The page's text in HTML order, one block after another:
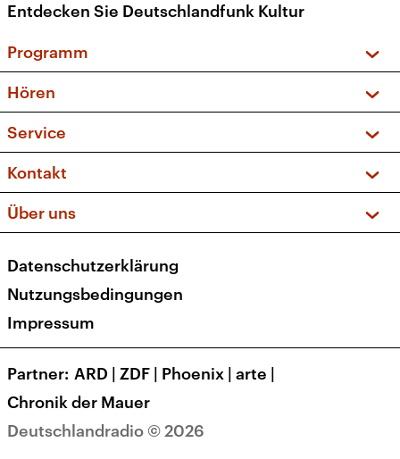
Entdecken Sie Deutschlandfunk Kultur
Programm
Sendungen und Podcasts
Musikliste
Kakadu – Das Kinderprogramm
Hören
Frequenzen (UKW + DAB+)
Service
FAQ
Apps
Newsletter
Veranstaltungen
Kontakt
Social Media
Über uns
Presse
Karriere
Transparenz
Deutschlandradio © 2026
Datenschutzerklärung
Nutzungsbedingungen
Impressum
Partner ARD | ZDF | Phoenix | arte |
Chronik der Mauer